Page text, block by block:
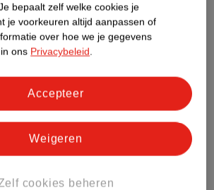
Dit product heeft (nog) geen Nature
Impact Score.
bepaalt zelf welke cookies je
je voorkeuren altijd aanpassen of
over hoe we je gegevens
ons Privacybeleid.
cookies beheren
Weigeren
Accepteer